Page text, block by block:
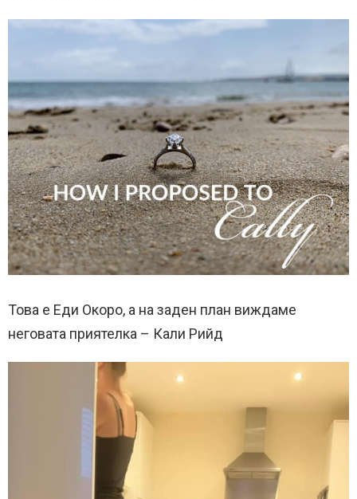
Това е Еди Окоро, а на заден план виждаме
неговата приятелка – Кали Рийд